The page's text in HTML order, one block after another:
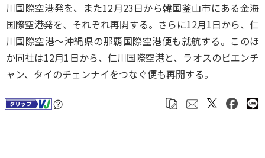
川国際空港発を、また12月23日から韓国釜山市にある金海
国際空港発を、それぞれ再開する。さらに12月1日から、仁
川国際空港～沖縄県の那覇国際空港便も就航する。このほ
か同社は12月1日から、仁川国際空港と、ラオスのビエンチ
ャン、タイのチェンナイをつなぐ便も再開する。